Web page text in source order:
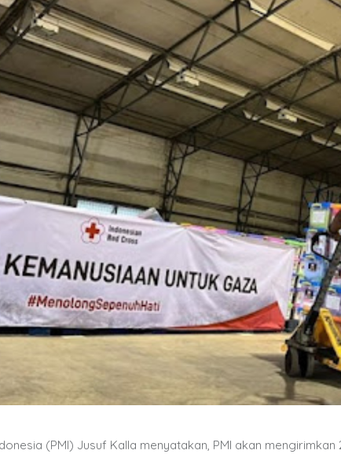
(PMI) Jusuf Kalla menyatakan, PMI akan